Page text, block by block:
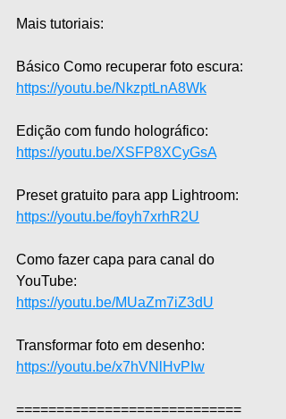
Mais tutoriais:
Básico Como recuperar foto escura:
https://youtu.be/NkzptLnA8Wk
Edição com fundo holográfico:
https://youtu.be/XSFP8XCyGsA
Preset gratuito para app Lightroom:
https://youtu.be/foyh7xrhR2U
Como fazer capa para canal do
YouTube:
https://youtu.be/MUaZm7iZ3dU
Transformar foto em desenho:
https://youtu.be/x7hVNlHvPIw
============================